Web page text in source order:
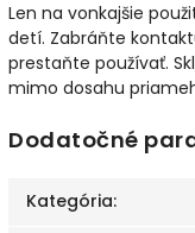
Len na vonkajšie
detí. Zabráňte
prestaňte používať.
mimo dosahu
Dodatočné
Kategória: